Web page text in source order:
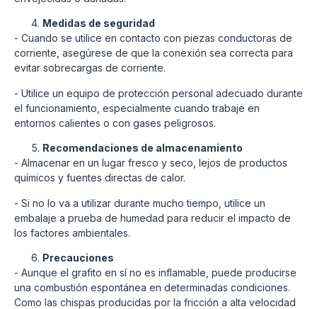
Medidas de seguridad
- Cuando se utilice en contacto con piezas conductoras de
corriente, asegúrese de que la conexión sea correcta para
evitar sobrecargas de corriente.
- Utilice un equipo de protección personal adecuado durante
el funcionamiento, especialmente cuando trabaje en
entornos calientes o con gases peligrosos.
Recomendaciones de almacenamiento
- Almacenar en un lugar fresco y seco, lejos de productos
químicos y fuentes directas de calor.
- Si no lo va a utilizar durante mucho tiempo, utilice un
embalaje a prueba de humedad para reducir el impacto de
los factores ambientales.
Precauciones
- Aunque el grafito en sí no es inflamable, puede producirse
una combustión espontánea en determinadas condiciones.
Como las chispas producidas por la fricción a alta velocidad